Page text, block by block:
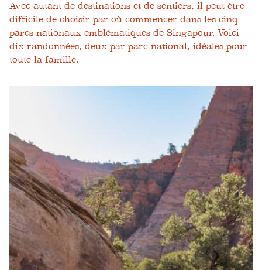
Avec autant de destinations et de sentiers, il peut être
difficile de choisir par où commencer dans les cinq
parcs nationaux emblématiques de Singapour. Voici
dix randonnées, deux par parc national, idéales pour
toute la famille.